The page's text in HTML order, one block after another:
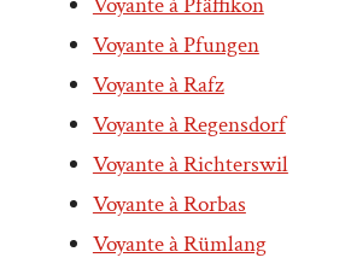
Voyante à Pfungen
Voyante à Rafz
Voyante à Regensdorf
Voyante à Richterswil
Voyante à Rorbas
Voyante à Rümlang